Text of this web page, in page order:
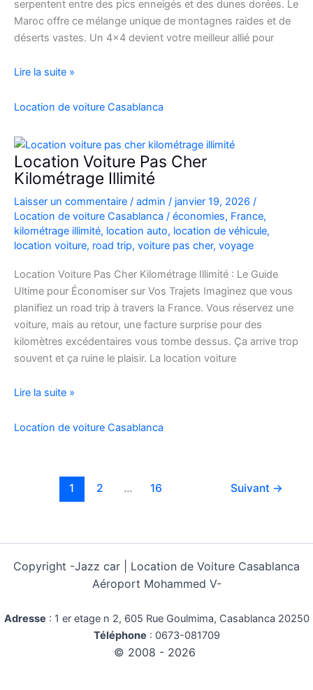
serpentent entre des pics enneigés et des dunes dorées. Le
Maroc offre ce mélange unique de montagnes raides et de
déserts vastes. Un 4×4 devient votre meilleur allié pour
location
voiture
au
Maroc
pour
explorer
l’Atlas
et
le
Lire la suite »
Location de voiture Casablanca
Location Voiture Pas Cher
Kilométrage Illimité
Laisser un commentaire / admin / janvier 19, 2026 /
Location de voiture Casablanca / économies, France,
kilométrage illimité, location auto, location de véhicule,
location voiture, road trip, voiture pas cher, voyage
Location Voiture Pas Cher Kilométrage Illimité : Le Guide
Ultime pour Économiser sur Vos Trajets Imaginez que vous
planifiez un road trip à travers la France. Vous réservez une
voiture, mais au retour, une facture surprise pour des
kilomètres excédentaires vous tombe dessus. Ça arrive trop
souvent et ça ruine le plaisir. La location voiture
Location
Pas
Lire la suite »
Location de voiture Casablanca
1 2 … 16 Suivant →
Copyright -Jazz car | Location de Voiture Casablanca
Aéroport Mohammed V-
Adresse : 1 er etage n 2, 605 Rue Goulmima, Casablanca 20250
Téléphone : 0673-081709
© 2008 - 2026